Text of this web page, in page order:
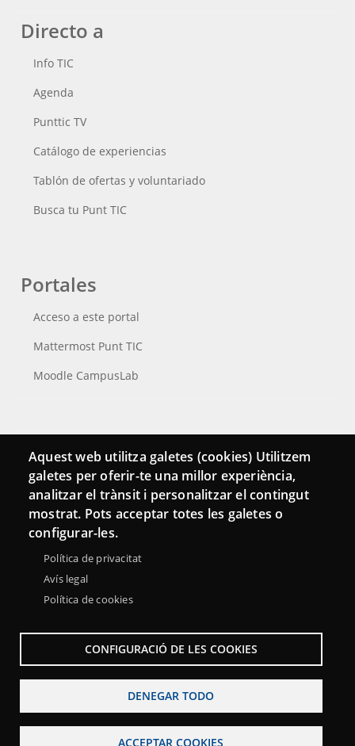
Directo a
Info TIC
Agenda
Punttic TV
Catálogo de experiencias
Tablón de ofertas y voluntariado
Busca tu Punt TIC
Portales
Acceso a este portal
Mattermost Punt TIC
Moodle CampusLab
Conecta
Contacto
Hemeroteca
Aquest web utilitza galetes (cookies) Utilitzem
galetes per oferir-te una millor experiència,
analitzar el trànsit i personalitzar el contingut
mostrat. Pots acceptar totes les galetes o
configurar-les.
Política de privacitat
Avís legal
Política de cookies
CONFIGURACIÓ DE LES COOKIES
DENEGAR TODO
ACCEPTAR COOKIES
Menu
Sobre la Red Punt TIC Aviso legal Accesibilidad